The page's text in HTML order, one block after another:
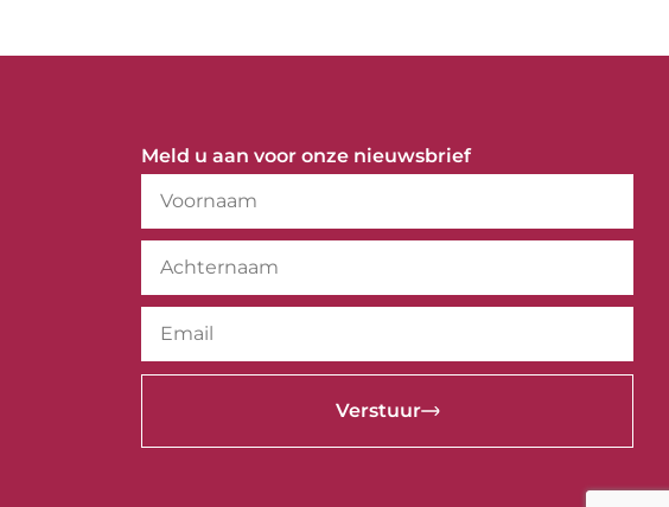
Meld u aan voor onze nieuwsbrief
Verstuur